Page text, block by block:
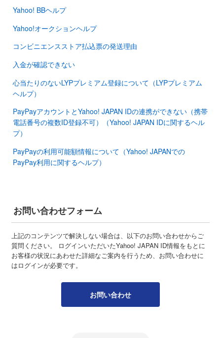
Yahoo! BBヘルプ
Yahoo!オークションヘルプ
コンビニエンスストア払込票の発送理由
入金が確認できない
心当たりのないLYPプレミアム登録について（LYPプレミアム
ヘルプ）
PayPayアカウントとYahoo! JAPAN IDの連携ができない（携帯
電話番号の複数ID登録不可）（Yahoo! JAPAN IDに関するヘル
プ）
PayPayの利用可能額情報について（Yahoo! JAPANでの
PayPay利用に関するヘルプ）
お問い合わせフォーム
上記のコンテンツで解決しない場合は、以下のお問い合わせからご
質問ください。 ログインいただいたYahoo! JAPAN ID情報をもとに
お客様の状況にあわせた詳細なご案内を行うため、お問い合わせに
はログインが必要です。
お問い合わせ